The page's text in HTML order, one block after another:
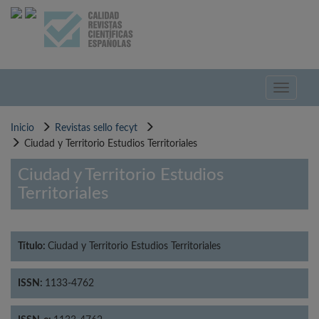
Pasar
Toggle
Inicio
Revistas sello fecyt
Ciudad y Territorio Estudios Territoriales
Ciudad y Territorio Estudios
Territoriales
Título: Ciudad y Territorio Estudios Territoriales
ISSN: 1133-4762